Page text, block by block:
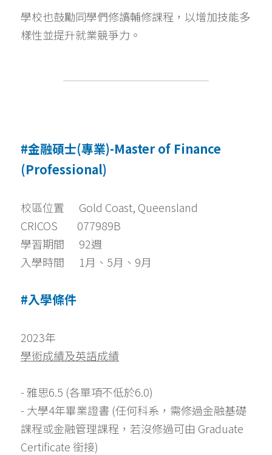
學校也鼓勵同學們修讀輔修課程，以增加技能多
樣性並提升就業競爭力。
#金融碩士(專業)-Master of Finance
(Professional)
校區位置      Gold Coast, Queensland
CRICOS        077989B
學習期間      92週
入學時間      1月、5月、9月
#入學條件
2023年
學術成績及英語成績
- 雅思6.5 (各單項不低於6.0)
- 大學4年畢業證書 (任何科系，需修過金融基礎
課程或金融管理課程，若沒修過可由 Graduate
Certificate 銜接)